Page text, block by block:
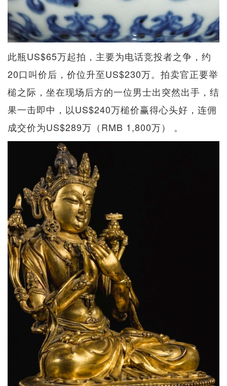
此瓶US$65万起拍，主要为电话竞投者之争，约
20口叫价后，价位升至US$230万。拍卖官正要举
槌之际，坐在现场后方的一位男士出突然出手，结
果一击即中，以US$240万槌价赢得心头好，连佣
成交价为US$289万（RMB 1,800万） 。